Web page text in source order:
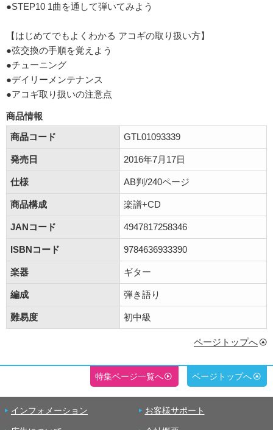
●STEP10 1曲を通して弾いてみよう
【はじめてでもよくわかる アコギの取り扱い方】
●弦交換の手順を覚えよう
●チューニング
●デイリーメンテナンス
●アコギ取り扱いの注意点
商品情報
商品コード
GTL01093339
発売日 2016年7月17日
仕様 AB判/240ページ
商品構成 楽譜+CD
JANコード 4947817258346
ISBNコード 9784636933390
楽器 ギター
編成 弾き語り
難易度 初中級
ページトップへ
特集ページ一覧へ ページトップへ
インフォメーション お客様サポート